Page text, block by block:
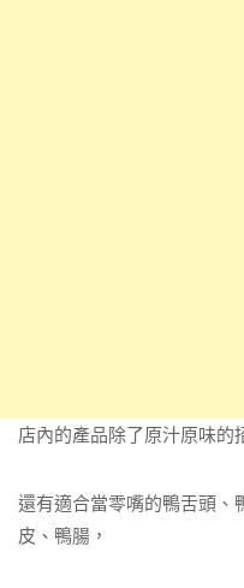
店內的產品除了原汁原味的
還有適合當零嘴的鴨舌頭、
皮、鴨腸，